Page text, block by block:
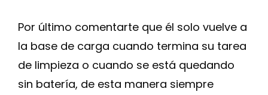
Por último comentarte que él solo vuelve a
la base de carga cuando termina su tarea
de limpieza o cuando se está quedando
sin batería, de esta manera siempre